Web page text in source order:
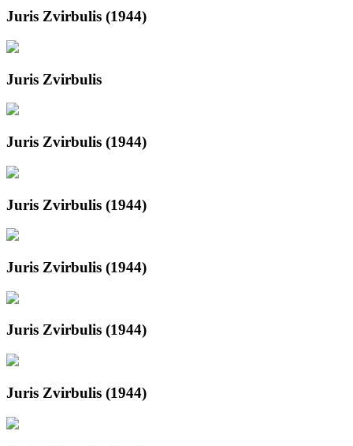
Juris Zvirbulis (1944)
Juris Zvirbulis
Juris Zvirbulis (1944)
Juris Zvirbulis (1944)
Juris Zvirbulis (1944)
Juris Zvirbulis (1944)
Juris Zvirbulis (1944)